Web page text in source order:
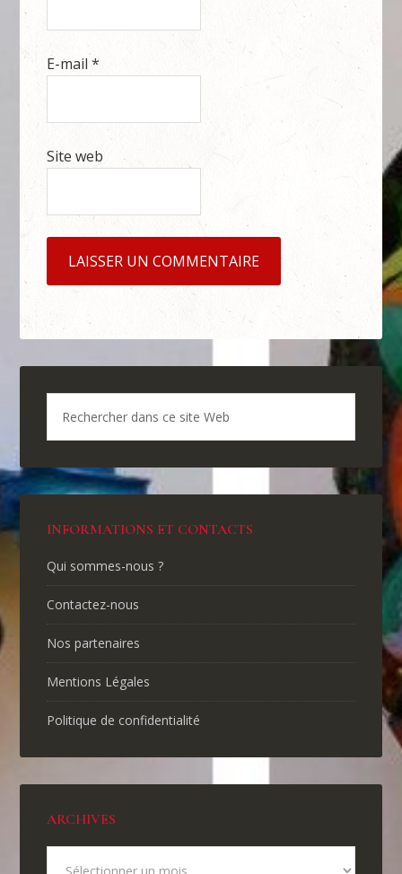
E-mail*
Site web
INFORMATIONS ET CONTACTS
Qui sommes-nous ?
Contactez-nous
Nos partenaires
Mentions Légales
Politique de confidentialité
ARCHIVES